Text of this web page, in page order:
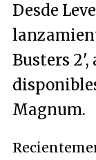
Desde
Busters 2',
Magnum.